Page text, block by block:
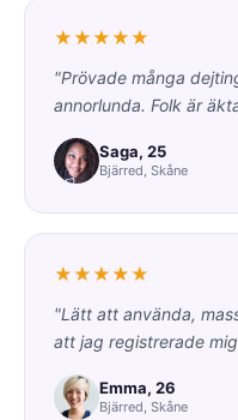
★★★★★
"Prövade många
annorlunda. Folk är
Saga, 25
Bjärred, Skåne
★★★★★
"Lätt att använda,
att jag registrerade
Emma, 26
Bjärred, Skåne